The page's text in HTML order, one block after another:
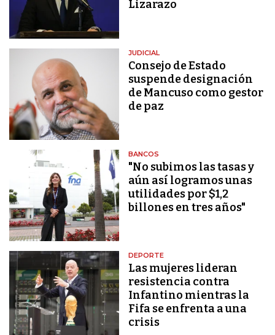
Lizarazo
JUDICIAL
Consejo de Estado
suspende designación
de Mancuso como gestor
de paz
BANCOS
"No subimos las tasas y
aún así logramos unas
utilidades por $1,2
billones en tres años"
DEPORTE
Las mujeres lideran
resistencia contra
Infantino mientras la
Fifa se enfrenta a una
crisis